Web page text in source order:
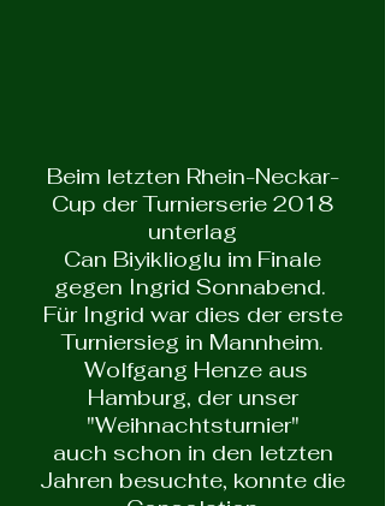
Beim letzten Rhein-Neckar-
Cup der Turnierserie 2018
unterlag
Can Biyiklioglu im Finale
gegen Ingrid Sonnabend.
Für Ingrid war dies der erste
Turniersieg in Mannheim.
Wolfgang Henze aus
Hamburg, der unser
"Weihnachtsturnier"
auch schon in den letzten
Jahren besuchte, konnte die